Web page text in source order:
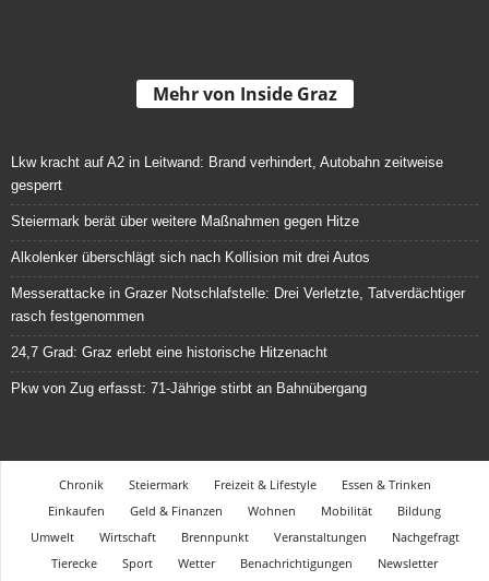
Mehr von Inside Graz
Lkw kracht auf A2 in Leitwand: Brand verhindert, Autobahn zeitweise
gesperrt
Steiermark berät über weitere Maßnahmen gegen Hitze
Alkolenker überschlägt sich nach Kollision mit drei Autos
Messerattacke in Grazer Notschlafstelle: Drei Verletzte, Tatverdächtiger
rasch festgenommen
24,7 Grad: Graz erlebt eine historische Hitzenacht
Pkw von Zug erfasst: 71-Jährige stirbt an Bahnübergang
Chronik Steiermark Freizeit & Lifestyle
Essen & Trinken
Einkaufen
Geld & Finanzen Wohnen Mobilität
Bildung
Umwelt
Wirtschaft Brennpunkt Veranstaltungen
Nachgefragt
Tierecke
Sport Wetter Benachrichtigungen
Newsletter